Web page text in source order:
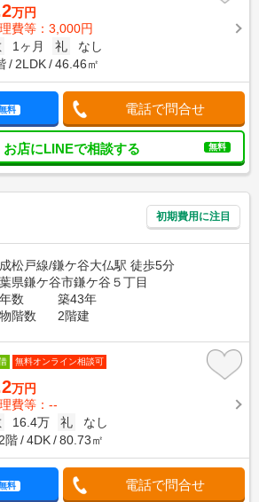
万円
費等：3,000円
1ヶ月 礼
なし
2LDK 46.46㎡
料 電話で問合せ
お店にLINEで相談する 無料
初期費用に注目
松戸線/鎌ケ谷大仏駅 徒歩5分
県鎌ケ谷市鎌ケ谷５丁目
数
築43年
階数
2階建
無料オンライン相談可
万円
費等：--
16.4万 礼
なし
階
4DK 80.73㎡
料 電話で問合せ